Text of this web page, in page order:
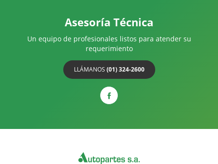
Asesoría Técnica
Un equipo de profesionales listos para atender su
requerimiento
LLÁMANOS (01) 324-2600